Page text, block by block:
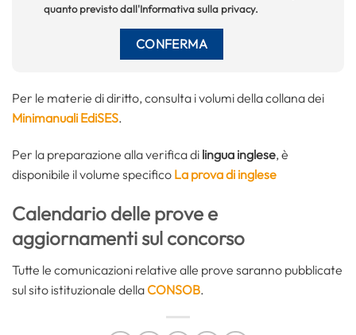
quanto previsto dall'Informativa sulla privacy.
Per le materie di diritto, consulta i volumi della collana dei
Minimanuali EdiSES.
Per la preparazione alla verifica di lingua inglese, è
disponibile il volume specifico La prova di inglese
Calendario delle prove e
aggiornamenti sul concorso
Tutte le comunicazioni relative alle prove saranno pubblicate
sul sito istituzionale dellaCONSOB.